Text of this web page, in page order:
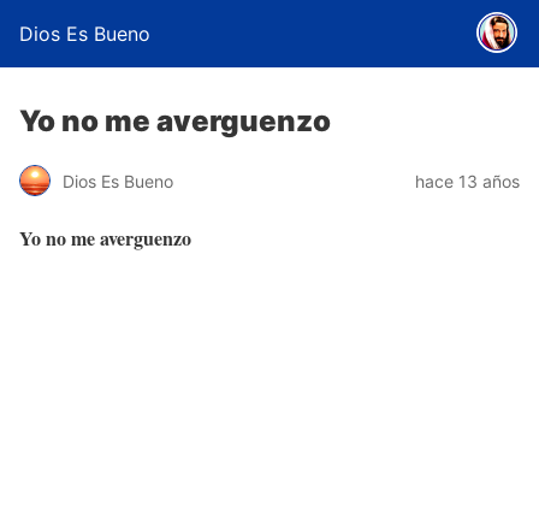
Dios Es Bueno
Yo no me averguenzo
Dios Es Bueno hace 13 años
Yo no me averguenzo